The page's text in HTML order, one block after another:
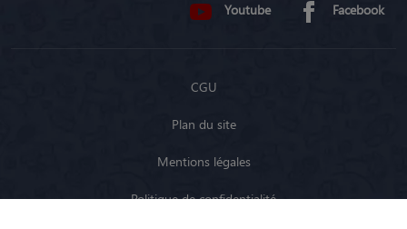
Youtube Facebook
CGU
Plan du site
Mentions légales
Politique de confidentialité